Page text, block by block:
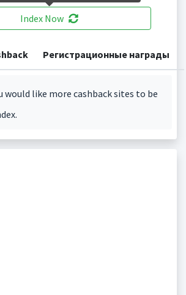
Index Now
Регистрационные награды
would like more cashback sites to be